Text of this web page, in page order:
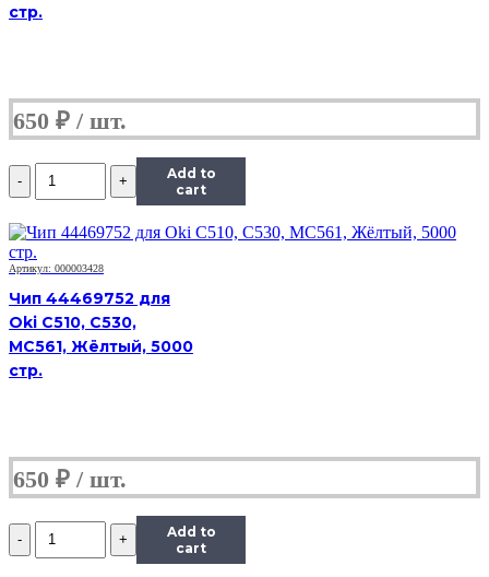
стр.
650 ₽
Количество
Чип
Black
к
картриджу
Xerox
WC
5019/5021/5022/5024
(013R00670),
Drum,
Add to
cart
Артикул: 000003428
Чип 44469752 для
Oki C510, C530,
MC561, Жёлтый, 5000
стр.
650 ₽
Количество
Чип
Add to
cart